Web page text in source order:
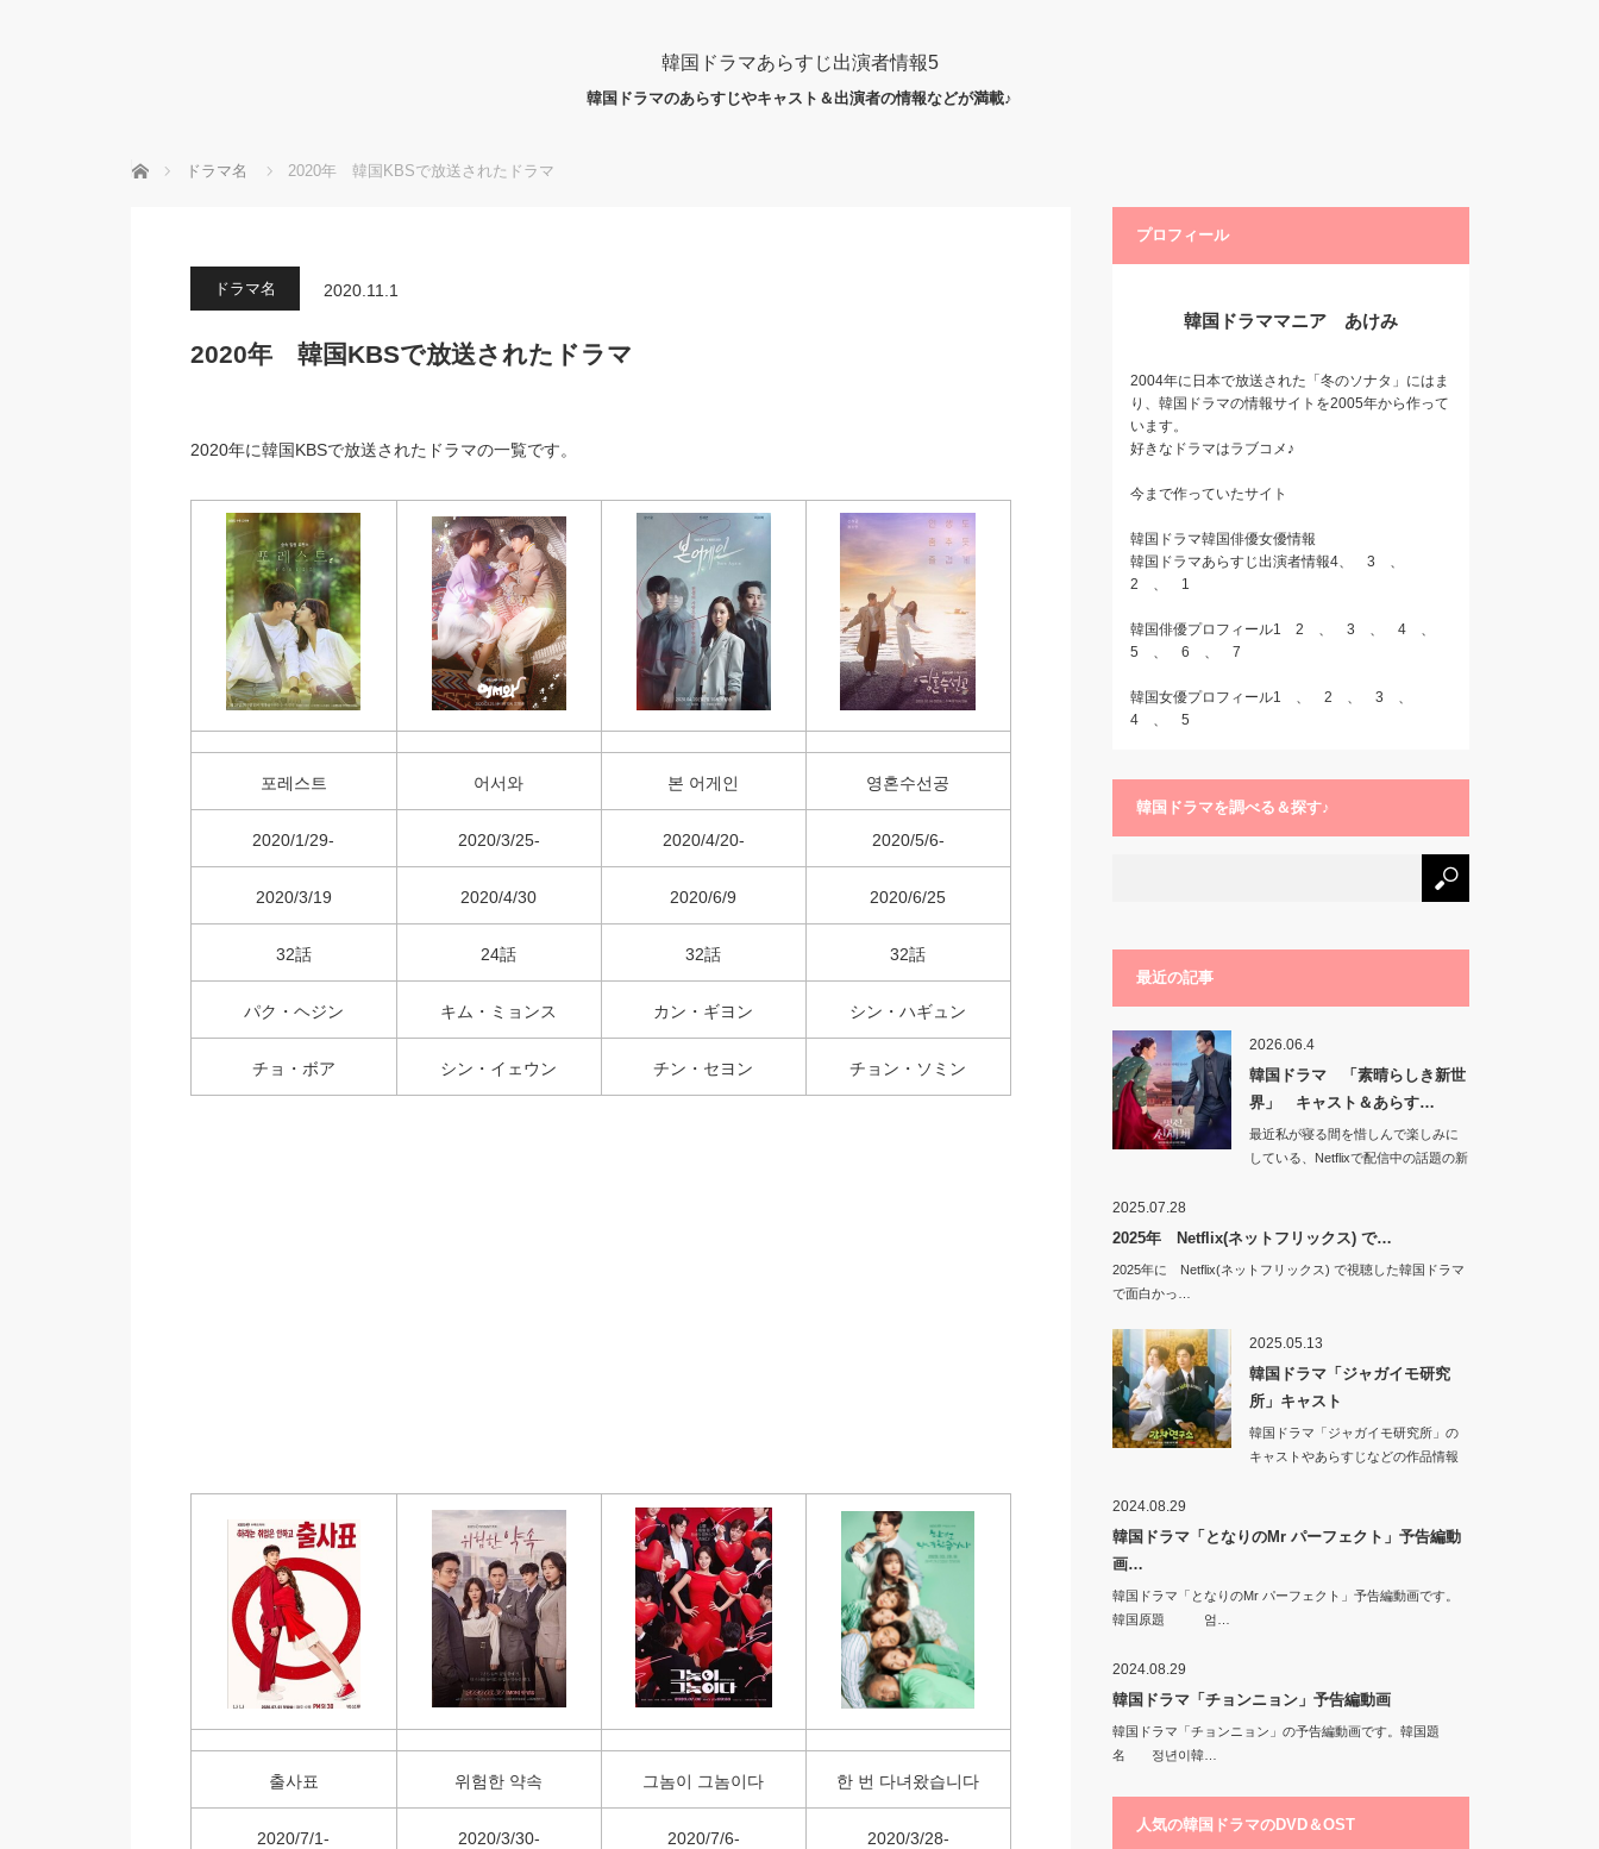
韓国ドラマあらすじ出演者情報5
韓国ドラマのあらすじやキャスト＆出演者の情報などが満載♪
ホーム ドラマ名 2020年 韓国KBSで放送されたドラマ
ドラマ名 2020.11.1
2020年 韓国KBSで放送されたドラマ
2020年に韓国KBSで放送されたドラマの一覧です。
포레스트 어서와 본 어게인 영혼수선공
2020/1/29- 2020/3/25- 2020/4/20- 2020/5/6-
2020/3/19 2020/4/30 2020/6/9 2020/6/25
32話 24話 32話 32話
パク・ヘジン キム・ミョンス カン・ギヨン シン・ハギュン
チョ・ボア シン・イェウン チン・セヨン チョン・ソミン
출사표 위험한 약속 그놈이 그놈이다 한 번 다녀왔습니다
2020/7/1- 2020/3/30- 2020/7/6- 2020/3/28-
プロフィール
韓国ドラママニア あけみ
2004年に日本で放送された「冬のソナタ」にはま
り、韓国ドラマの情報サイトを2005年から作って
います。
好きなドラマはラブコメ♪
今まで作っていたサイト
韓国ドラマ韓国俳優女優情報
韓国ドラマあらすじ出演者情報4、 3
、
2
、 1
韓国俳優プロフィール1 2 、 3 、 4
、
5
、 6 、 7
韓国女優プロフィール1 、 2 、 3
、
4
、 5
韓国ドラマを調べる＆探す♪
最近の記事
2026.06.4
韓国ドラマ 「素晴らしき新世
界」 キャスト＆あらす…
最近私が寝る間を惜しんで楽しみに
している、Netflixで配信中の話題の新
2025.07.28
2025年 Netflix(ネットフリックス) で…
2025年に Netflix(ネットフリックス) で視聴した韓国ドラマ
で面白かっ…
2025.05.13
韓国ドラマ「ジャガイモ研究
所」キャスト
韓国ドラマ「ジャガイモ研究所」の
キャストやあらすじなどの作品情報
2024.08.29
韓国ドラマ「となりのMr パーフェクト」予告編動
画…
韓国ドラマ「となりのMr パーフェクト」予告編動画です。
韓国原題 엄…
2024.08.29
韓国ドラマ「チョンニョン」予告編動画
韓国ドラマ「チョンニョン」の予告編動画です。韓国題
名 정년이韓…
人気の韓国ドラマのDVD＆OST